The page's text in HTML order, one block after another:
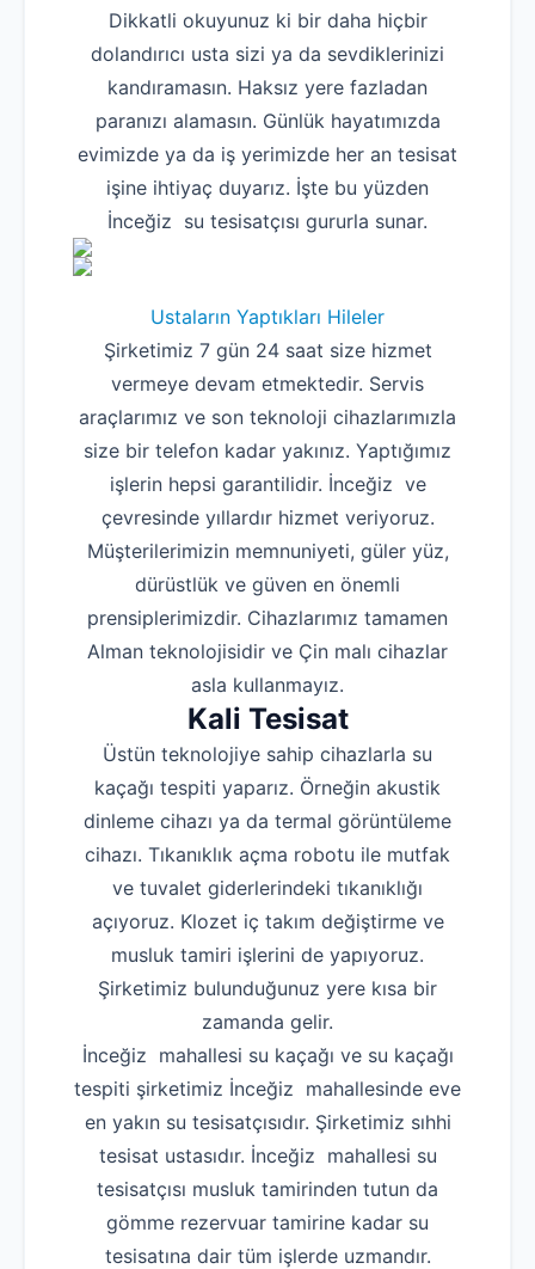
Dikkatli okuyunuz ki bir daha hiçbir
dolandırıcı usta sizi ya da sevdiklerinizi
kandıramasın. Haksız yere fazladan
paranızı alamasın. Günlük hayatımızda
evimizde ya da iş yerimizde her an tesisat
işine ihtiyaç duyarız. İşte bu yüzden
İnceğiz su tesisatçısı gururla sunar.
Ustaların Yaptıkları Hileler
Şirketimiz 7 gün 24 saat size hizmet
vermeye devam etmektedir. Servis
araçlarımız ve son teknoloji cihazlarımızla
size bir telefon kadar yakınız. Yaptığımız
işlerin hepsi garantilidir. İnceğiz ve
çevresinde yıllardır hizmet veriyoruz.
Müşterilerimizin memnuniyeti, güler yüz,
dürüstlük ve güven en önemli
prensiplerimizdir. Cihazlarımız tamamen
Alman teknolojisidir ve Çin malı cihazlar
asla kullanmayız.
Kali Tesisat
Üstün teknolojiye sahip cihazlarla su
kaçağı tespiti yaparız. Örneğin akustik
dinleme cihazı ya da termal görüntüleme
cihazı. Tıkanıklık açma robotu ile mutfak
ve tuvalet giderlerindeki tıkanıklığı
açıyoruz. Klozet iç takım değiştirme ve
musluk tamiri işlerini de yapıyoruz.
Şirketimiz bulunduğunuz yere kısa bir
zamanda gelir.
İnceğiz mahallesi su kaçağı ve su kaçağı
tespiti şirketimiz İnceğiz mahallesinde eve
en yakın su tesisatçısıdır. Şirketimiz sıhhi
tesisat ustasıdır. İnceğiz mahallesi su
tesisatçısı musluk tamirinden tutun da
gömme rezervuar tamirine kadar su
tesisatına dair tüm işlerde uzmandır.